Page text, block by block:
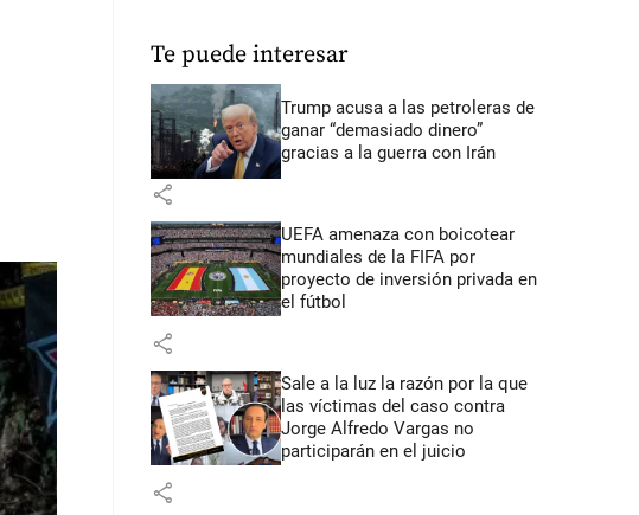
Te puede interesar
Trump acusa a las petroleras de
ganar “demasiado dinero”
gracias a la guerra con Irán
share
UEFA amenaza con boicotear
mundiales de la FIFA por
proyecto de inversión privada en
el fútbol
share
Sale a la luz la razón por la que
las víctimas del caso contra
Jorge Alfredo Vargas no
participarán en el juicio
share